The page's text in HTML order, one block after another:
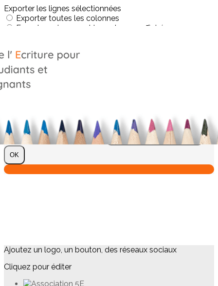
Exporter les lignes sélectionnées
Exporter toutes les colonnes
Exporter uniquement les colonnes affichées
?>
Images de la page d'accueil
Cliquez pour éditer
Cliquez pour éditer
Je m'abonne à la newsletter
OK
Ajoutez un logo, un bouton, des réseaux sociaux
Cliquez pour éditer